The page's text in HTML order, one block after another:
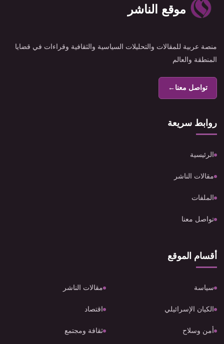
موقع الناشر
منصة عربية للمقالات والتحليلات السياسية والثقافية وقراءات في قضايا
المنطقة والعالم
تواصل معنا←
روابط سريعة
الرئيسية
مقالات الناشر
الملفات
تواصل معنا
أقسام الموقع
سياسة مقالات الناشر
الكيان الإسرائيلي اقتصاد
أمن وسلاح ثقافة ومجتمع